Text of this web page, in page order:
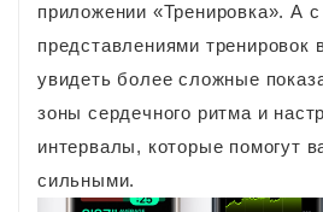
приложении «Тренировка». А
представлениями тренировок
увидеть более сложные
зоны сердечного ритма и
интервалы, которые помогут
сильными.